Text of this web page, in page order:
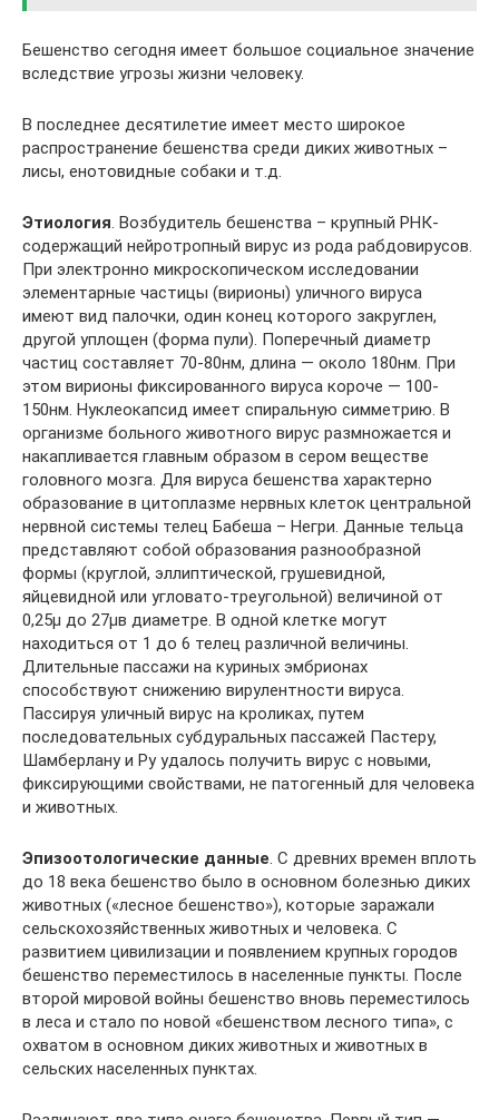
Бешенство сегодня имеет большое социальное значение
вследствие угрозы жизни человеку.
В последнее десятилетие имеет место широкое
распространение бешенства среди диких животных –
лисы, енотовидные собаки и т.д.
Этиология. Возбудитель бешенства – крупный РНК-
содержащий нейротропный вирус из рода рабдовирусов.
При электронно микроскопическом исследовании
элементарные частицы (вирионы) уличного вируса
имеют вид палочки, один конец которого закруглен,
другой уплощен (форма пули). Поперечный диаметр
частиц составляет 70-80нм, длина — около 180нм. При
этом вирионы фиксированного вируса короче — 100-
150нм. Нуклеокапсид имеет спиральную симметрию. В
организме больного животного вирус размножается и
накапливается главным образом в сером веществе
головного мозга. Для вируса бешенства характерно
образование в цитоплазме нервных клеток центральной
нервной системы телец Бабеша – Негри. Данные тельца
представляют собой образования разнообразной
формы (круглой, эллиптической, грушевидной,
яйцевидной или угловато-треугольной) величиной от
0,25µ до 27µв диаметре. В одной клетке могут
находиться от 1 до 6 телец различной величины.
Длительные пассажи на куриных эмбрионах
способствуют снижению вирулентности вируса.
Пассируя уличный вирус на кроликах, путем
последовательных субдуральных пассажей Пастеру,
Шамберлану и Ру удалось получить вирус с новыми,
фиксирующими свойствами, не патогенный для человека
и животных.
Эпизоотологические данные. С древних времен вплоть
до 18 века бешенство было в основном болезнью диких
животных («лесное бешенство»), которые заражали
сельскохозяйственных животных и человека. С
развитием цивилизации и появлением крупных городов
бешенство переместилось в населенные пункты. После
второй мировой войны бешенство вновь переместилось
в леса и стало по новой «бешенством лесного типа», с
охватом в основном диких животных и животных в
сельских населенных пунктах.